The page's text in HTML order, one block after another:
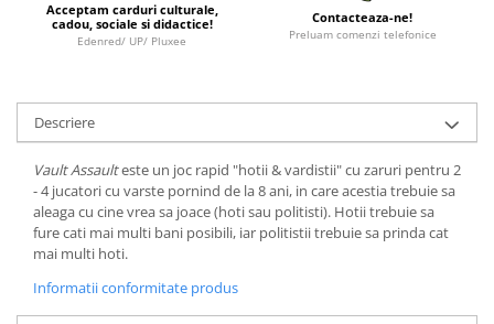
Studio Ghibli/My Neighbor
Totoro/Kiki etc
Carnetele
Dragon Ball
Pokemon
One Piece
Lord of The Rings
Acceptam carduri culturale,
cadou, sociale si didactice!
Edenred/ UP/ Pluxee
Contacteaza-ne!
Preluam comenzi telefonice
Descriere
Vault Assaulteste un joc rapid "hotii & vardistii" cu zaruri pentru 2
- 4 jucatori cu varste pornind de la 8 ani, in care acestia trebuie sa
aleaga cu cine vrea sa joace (hoti sau politisti). Hotii trebuie sa
fure cati mai multi bani posibili, iar politistii trebuie sa prinda cat
mai multi hoti.
Informatii conformitate produs